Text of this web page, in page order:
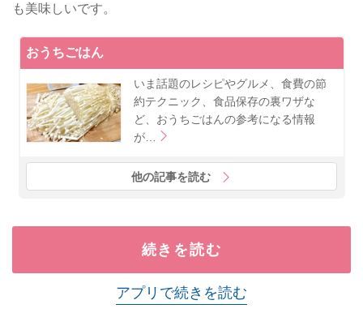
も美味しいです。
おうちごはん
いま話題のレシピやグルメ、食費の節
約テクニック、食品保存の裏ワザな
ど、おうちごはんの参考になる情報
が…
他の記事を読む
続きを読む
アプリで続きを読む